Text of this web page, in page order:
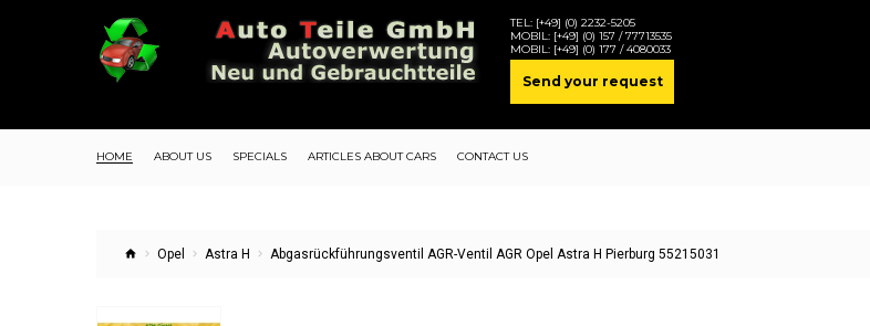
TEL: [+49] (0) 2232-5205
MOBIL: [+49] (0) 157 / 77713535
MOBIL: [+49] (0) 177 / 4080033
Send your request
HOME ABOUT US SPECIALS ARTICLES ABOUT CARS CONTACT US
Opel Astra H Abgasrückführungsventil AGR-Ventil AGR Opel Astra H Pierburg 55215031